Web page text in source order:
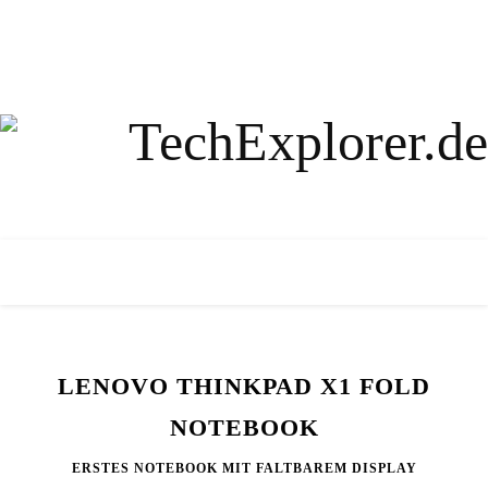
LENOVO THINKPAD X1 FOLD
NOTEBOOK
ERSTES NOTEBOOK MIT FALTBAREM DISPLAY